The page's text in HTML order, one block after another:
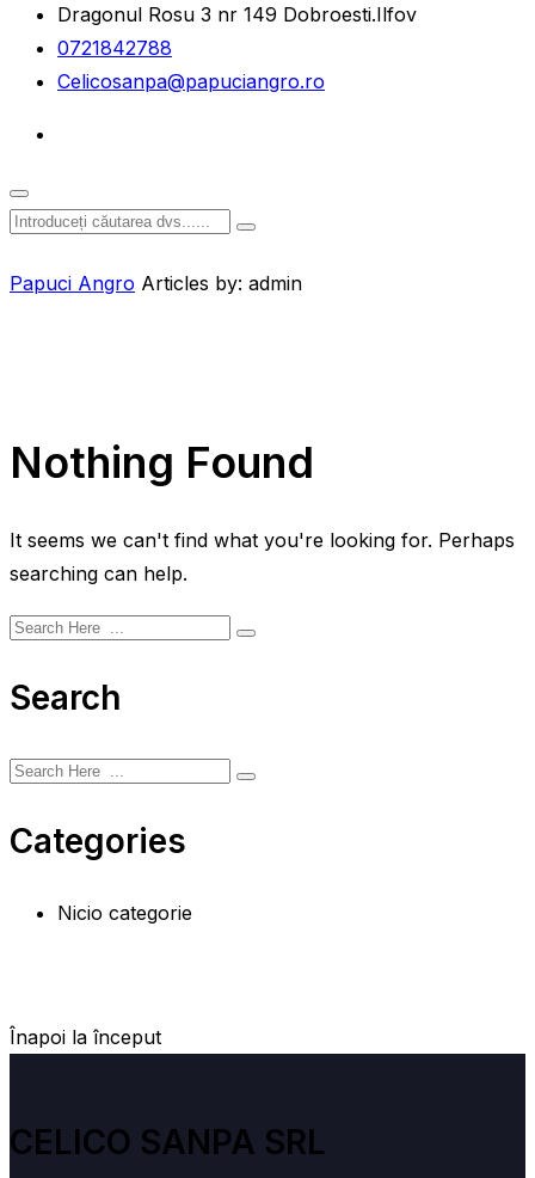
Dragonul Rosu 3 nr 149 Dobroesti.Ilfov
0721842788
Celicosanpa@papuciangro.ro
Papuci Angro Articles by: admin
Nothing Found
It seems we can't find what you're looking for. Perhaps
searching can help.
Search
Categories
Nicio categorie
Înapoi la început
CELICO SANPA SRL